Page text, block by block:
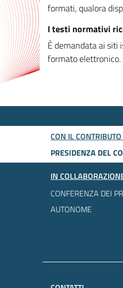
formati, qualora
I testi normativi
È demandata ai siti
formato elettronico.
CON IL
PRESIDENZA DEL
IN
CONFERENZA DEI
AUTONOME